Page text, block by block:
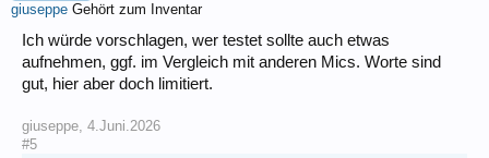
giuseppe Gehört zum Inventar
Ich würde vorschlagen, wer testet sollte auch etwas
aufnehmen, ggf. im Vergleich mit anderen Mics. Worte sind
gut, hier aber doch limitiert.
giuseppe, 4.Juni.2026
#5